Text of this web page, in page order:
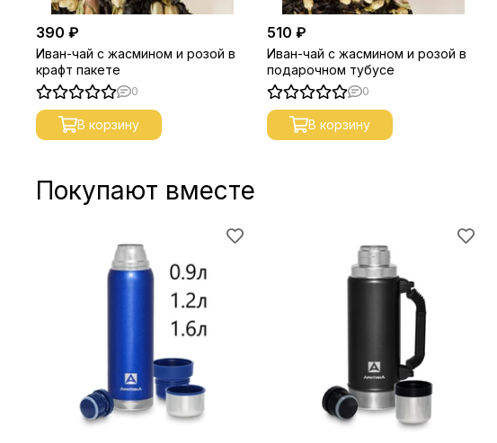
390 ₽
Иван-чай с жасмином и розой в
крафт пакете
0
В корзину
510 ₽
Иван-чай с жасмином и розой в
подарочном тубусе
0
В корзину
Покупают вместе